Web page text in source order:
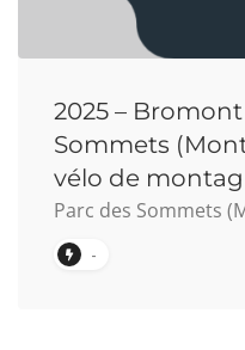
2025 –
Sommets
vélo de
Parc des Sommets
-